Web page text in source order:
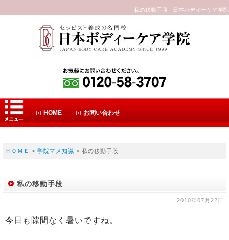
私の移動手段 - 日本ボディーケア学院
HOME お問い合わせ
ＨＯＭＥ > 学院マメ知識 > 私の移動手段
私の移動手段
2010年07月22日
今日も隙間なく暑いですね。